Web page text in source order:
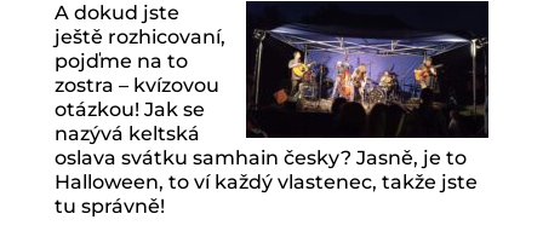
A dokud jste
ještě rozhicovaní,
pojďme na to
zostra – kvízovou
otázkou! Jak se
nazývá keltská
oslava svátku samhain česky? Jasně, je to
Halloween, to ví každý vlastenec, takže jste
tu správně!